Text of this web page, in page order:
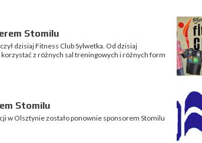
Stomilu
dzisiaj Fitness Club Sylwetka. Od dzisiaj
z różnych sal treningowych i różnych form
Stomilu
w Olsztynie zostało ponownie sponsorem Stomilu